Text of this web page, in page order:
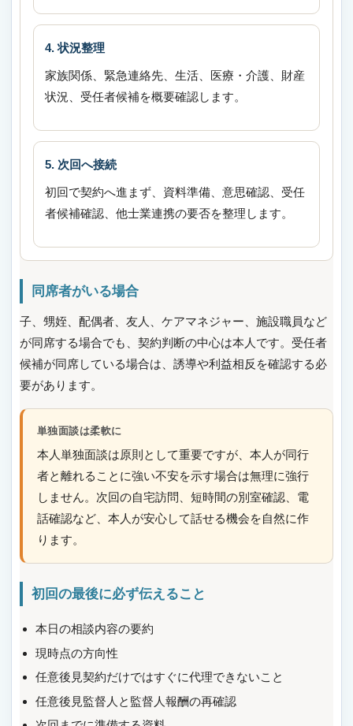
4. 状況整理
家族関係、緊急連絡先、生活、医療・介護、財産
状況、受任者候補を概要確認します。
5. 次回へ接続
初回で契約へ進まず、資料準備、意思確認、受任
者候補確認、他士業連携の要否を整理します。
同席者がいる場合
子、甥姪、配偶者、友人、ケアマネジャー、施設職員など
が同席する場合でも、契約判断の中心は本人です。受任者
候補が同席している場合は、誘導や利益相反を確認する必
要があります。
単独面談は柔軟に
本人単独面談は原則として重要ですが、本人が同行
者と離れることに強い不安を示す場合は無理に強行
しません。次回の自宅訪問、短時間の別室確認、電
話確認など、本人が安心して話せる機会を自然に作
ります。
初回の最後に必ず伝えること
本日の相談内容の要約
現時点の方向性
任意後見契約だけではすぐに代理できないこと
任意後見監督人と監督人報酬の再確認